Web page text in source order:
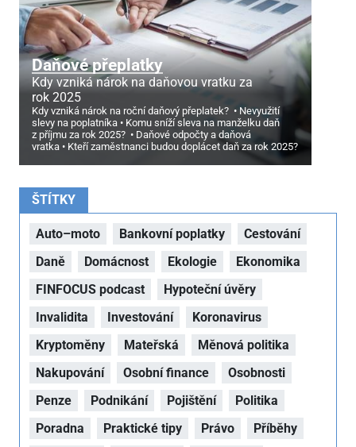
Daňové přeplatky
Kdy vzniká nárok na daňovou vratku za
rok 2025
Kdy vzniká nárok na roční daňový přeplatek?
Nevyužití
slevy na poplatníka
Komu sníží sleva na manželku daň
z příjmu za rok 2025?
Daňové odpočty a daňová
vratka
Kteří zaměstnanci budou doplácet daň za rok 2025?
ŠTÍTKY
Auto–moto Bankovní poplatky
Cestování
Daně
Domácnost Ekologie
Ekonomika
FINFOCUS podcast
Hypoteční úvěry
Invalidita
Investování
Koronavirus
Kryptoměny
Mateřská
Měnová politika
Nakupování
Osobní finance
Osobnosti
Penze
Podnikání Pojištění
Politika
Poradna
Praktické tipy Právo Příběhy